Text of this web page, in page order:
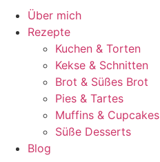
Über mich
Rezepte
Kuchen & Torten
Kekse & Schnitten
Brot & Süßes Brot
Pies & Tartes
Muffins & Cupcakes
Süße Desserts
Blog